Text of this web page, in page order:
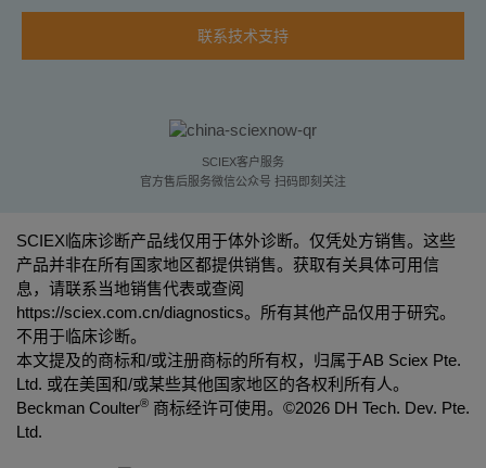
联系技术支持
SCIEX客户服务
官方售后服务微信公众号 扫码即刻关注
SCIEX临床诊断产品线仅用于体外诊断。仅凭处方销售。这些
产品并非在所有国家地区都提供销售。获取有关具体可用信
息，请联系当地销售代表或查阅
https://sciex.com.cn/diagnostics。所有其他产品仅用于研究。
不用于临床诊断。
本文提及的商标和/或注册商标的所有权，归属于AB Sciex Pte.
Ltd. 或在美国和/或某些其他国家地区的各权利所有人。
Beckman Coulter® 商标经许可使用。©2026 DH Tech. Dev. Pte.
Ltd.